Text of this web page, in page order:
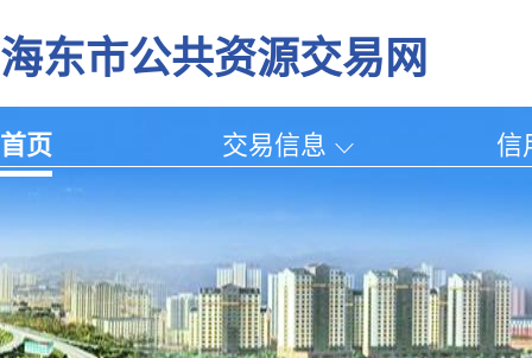
海东市公共资源交易网
首页 交易信息 信